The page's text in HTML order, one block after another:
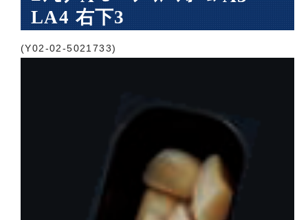
ネット販売ページ
歯科関連機器
LA4 右下3
(Y02-02-5021733)